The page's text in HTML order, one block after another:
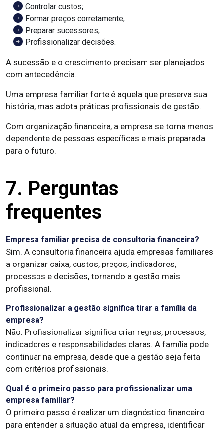
Controlar custos;
Formar preços corretamente;
Preparar sucessores;
Profissionalizar decisões.
A sucessão e o crescimento precisam ser planejados
com antecedência.
Uma empresa familiar forte é aquela que preserva sua
história, mas adota práticas profissionais de gestão.
Com organização financeira, a empresa se torna menos
dependente de pessoas específicas e mais preparada
para o futuro.
7. Perguntas
frequentes
Empresa familiar precisa de consultoria financeira?
Sim. A consultoria financeira ajuda empresas familiares
a organizar caixa, custos, preços, indicadores,
processos e decisões, tornando a gestão mais
profissional.
Profissionalizar a gestão significa tirar a família da
empresa?
Não. Profissionalizar significa criar regras, processos,
indicadores e responsabilidades claras. A família pode
continuar na empresa, desde que a gestão seja feita
com critérios profissionais.
Qual é o primeiro passo para profissionalizar uma
empresa familiar?
O primeiro passo é realizar um diagnóstico financeiro
para entender a situação atual da empresa, identificar